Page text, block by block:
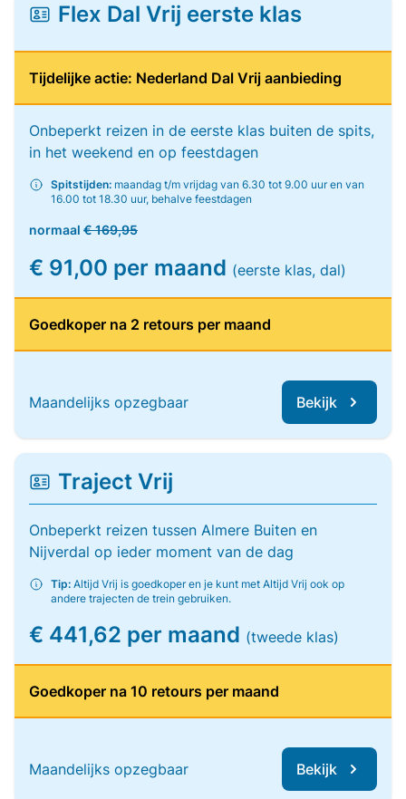
Flex Dal Vrij eerste klas
Tijdelijke actie: Nederland Dal Vrij aanbieding
Onbeperkt reizen in de eerste klas buiten de spits,
in het weekend en op feestdagen
Spitstijden: maandag t/m vrijdag van 6.30 tot 9.00 uur en van
16.00 tot 18.30 uur, behalve feestdagen
normaal € 169,95
€ 91,00 per maand (eerste klas, dal)
Goedkoper na 2 retours per maand
Maandelijks opzegbaar Bekijk
Traject Vrij
Onbeperkt reizen tussen Almere Buiten en
Nijverdal op ieder moment van de dag
Tip: Altijd Vrij is goedkoper en je kunt met Altijd Vrij ook op
andere trajecten de trein gebruiken.
€ 441,62 per maand (tweede klas)
Goedkoper na 10 retours per maand
Maandelijks opzegbaar Bekijk